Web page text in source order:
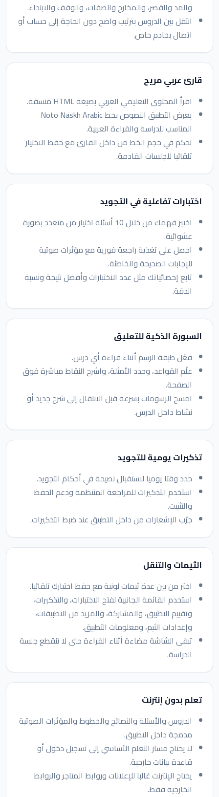
والمد والقصر، والمخارج والصفات، والوقف والابتداء.
انتقل بين الدروس بترتيب واضح دون الحاجة إلى حساب أو
اتصال بخادم خاص.
قارئ عربي مريح
اقرأ المحتوى التعليمي العربي بصيغة HTML منسقة.
يعرض التطبيق النصوص بخط Noto Naskh Arabic
المناسب للدراسة والقراءة العربية.
تحكم في حجم الخط من داخل القارئ مع حفظ الاختيار
تلقائيا للجلسات القادمة.
اختبارات تفاعلية في التجويد
اختبر فهمك من خلال 10 أسئلة اختيار من متعدد بصورة
عشوائية.
احصل على تغذية راجعة فورية مع مؤثرات صوتية
للإجابات الصحيحة والخاطئة.
تابع إحصائياتك مثل عدد الاختبارات وأفضل نتيجة ونسبة
الدقة.
السبورة الذكية للتعليق
فعّل طبقة الرسم أثناء قراءة أي درس.
علّم القواعد، وحدد الأمثلة، واشرح النقاط مباشرة فوق
الصفحة.
امسح الرسومات بسرعة قبل الانتقال إلى شرح جديد أو
نشاط داخل الدرس.
تذكيرات يومية للتجويد
حدد وقتا يوميا لاستقبال نصيحة في أحكام التجويد.
استخدم التذكيرات للمراجعة المنتظمة ودعم الحفظ
والتثبيت.
جرّب الإشعارات من داخل التطبيق عند ضبط التذكيرات.
الثيمات والتنقل
اختر من بين عدة ثيمات لونية مع حفظ اختيارك تلقائيا.
استخدم القائمة الجانبية لفتح الاختبارات، والتذكيرات،
وتقييم التطبيق، والمشاركة، والمزيد من التطبيقات،
وإعدادات الثيم، ومعلومات التطبيق.
تبقى الشاشة مضاءة أثناء القراءة حتى لا تنقطع جلسة
الدراسة.
تعلم بدون إنترنت
الدروس والأسئلة والنصائح والخطوط والمؤثرات الصوتية
مدمجة داخل التطبيق.
لا يحتاج مسار التعلم الأساسي إلى تسجيل دخول أو
قاعدة بيانات خارجية.
يحتاج الإنترنت غالبا للإعلانات وروابط المتاجر والروابط
الخارجية فقط.